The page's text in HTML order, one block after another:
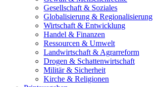
Gesellschaft & Soziales
Globalisierung & Regionalisierung
Wirtschaft & Entwicklung
Handel & Finanzen
Ressourcen & Umwelt
Landwirtschaft & Agrarreform
Drogen & Schattenwirtschaft
Militär & Sicherheit
Kirche & Religionen